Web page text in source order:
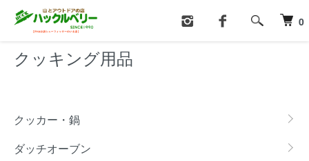
0
ホーム クッキング用品
クッキング用品
クッカー・鍋
ダッチオーブン